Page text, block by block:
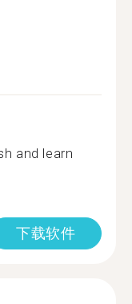
and learn
下载软件